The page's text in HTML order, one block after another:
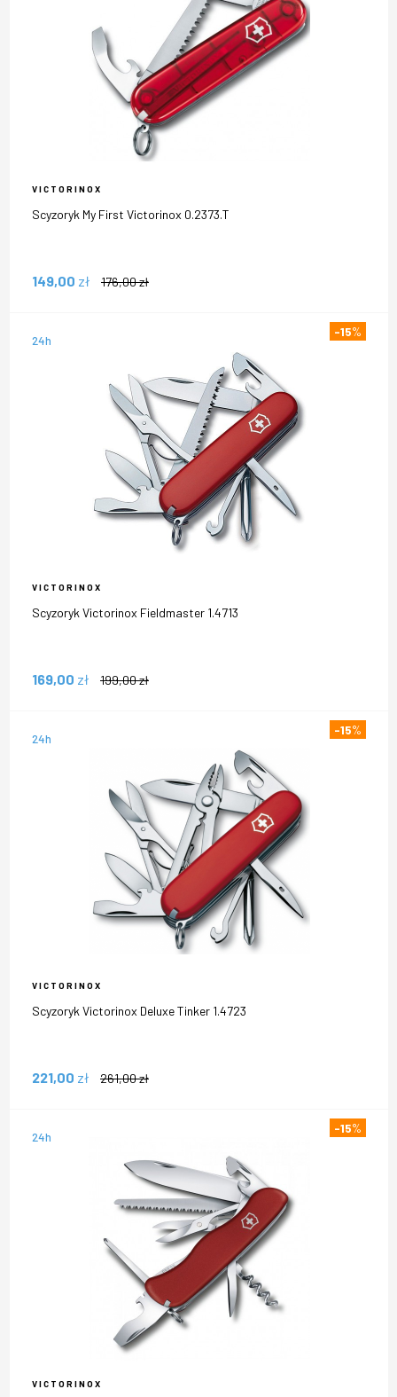
VICTORINOX
Scyzoryk My First Victorinox 0.2373.T
149,00 zł 176,00zł
24h
-15%
VICTORINOX
Scyzoryk Victorinox Fieldmaster 1.4713
169,00 zł 199,00zł
24h
-15%
VICTORINOX
Scyzoryk Victorinox Deluxe Tinker 1.4723
221,00 zł 261,00zł
24h
-15%
VICTORINOX